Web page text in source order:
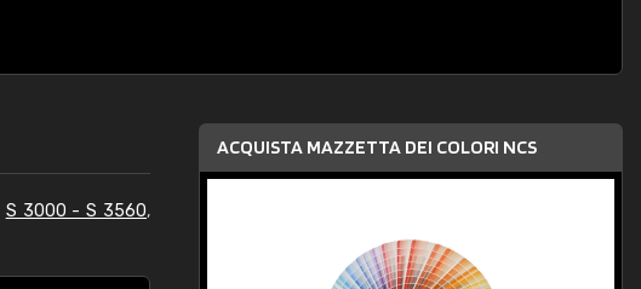
S 3000 - S 3560,
ACQUISTA MAZZETTA DEI COLORI NCS